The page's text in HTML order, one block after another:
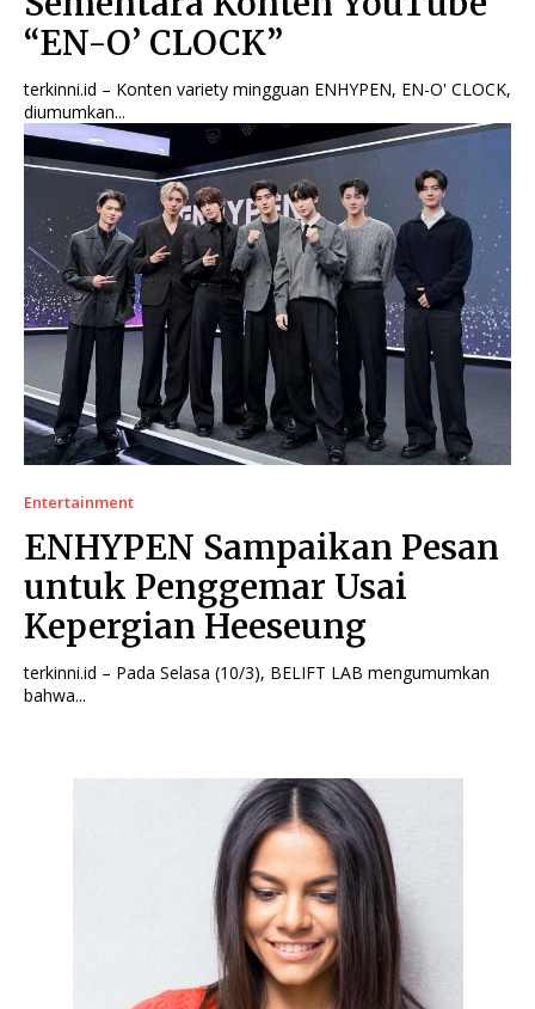
“EN-O’ CLOCK”
terkinni.id – Konten variety mingguan ENHYPEN, EN-O' CLOCK,
diumumkan...
Entertainment
ENHYPEN Sampaikan Pesan
untuk Penggemar Usai
Kepergian Heeseung
terkinni.id – Pada Selasa (10/3), BELIFT LAB mengumumkan
bahwa...